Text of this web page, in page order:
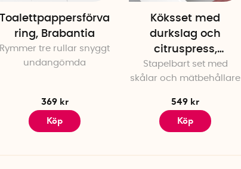
Toalettpappersförva
ring, Brabantia
Rymmer tre rullar snyggt
undangömda
369 kr
Köp
Köksset med
durkslag och
citruspress,
Brabantia
Stapelbart set med
skålar och mätbehållare
549 kr
Köp